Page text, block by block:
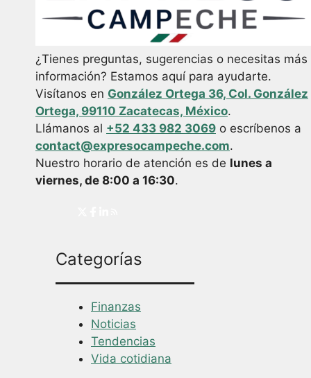
¿Tienes preguntas, sugerencias o necesitas más
información? Estamos aquí para ayudarte.
Visítanos en González Ortega 36, Col. González
Ortega, 99110 Zacatecas, México.
Llámanos al +52 433 982 3069 o escríbenos a
contact@expresocampeche.com.
Nuestro horario de atención es de lunes a
viernes, de 8:00 a 16:30.
Categorías
Finanzas
Noticias
Tendencias
Vida cotidiana